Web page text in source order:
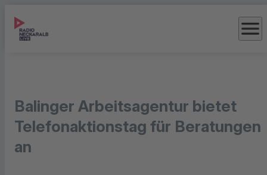
menu
Balinger Arbeitsagentur bietet
Telefonaktionstag für Beratungen
an